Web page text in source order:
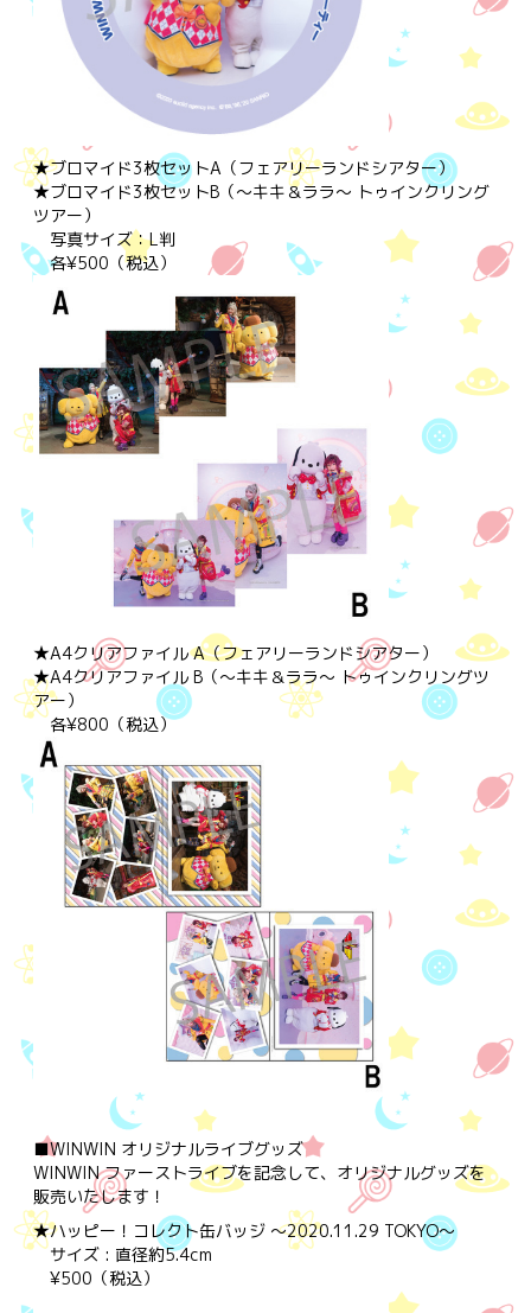
★ブロマイド3枚セットA（フェアリーランドシアター）
★ブロマイド3枚セットB（～キキ＆ララ～ トゥインクリング
ツアー）
写真サイズ：L判
各¥500（税込）
★A4クリアファイル A（フェアリーランドシアター）
★A4クリアファイル B（～キキ＆ララ～ トゥインクリングツ
アー）
各¥800（税込）
■WINWIN オリジナルライブグッズ
WINWIN ファーストライブを記念して、オリジナルグッズを
販売いたします！
★ハッピー！コレクト缶バッジ ～2020.11.29 TOKYO～
サイズ : 直径約5.4cm
¥500（税込）